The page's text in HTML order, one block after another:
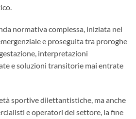
normativa complessa, iniziata nel
e proseguita tra proroghe
interpretazioni
e soluzioni transitorie mai entrate
sportive dilettantistiche, ma anche
e operatori del settore, la fine